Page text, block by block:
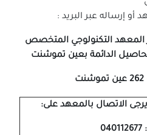
أو إرساله عبر البريد :
المعهد التكنولوجي المتخصص
الدائمة بعين تموشنت
الاتصال بالمعهد على: